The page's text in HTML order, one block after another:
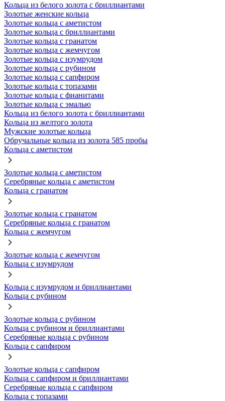
Кольца из белого золота с бриллиантами
Золотые женские кольца
Золотые кольца с аметистом
Золотые кольца с бриллиантами
Золотые кольца с гранатом
Золотые кольца с жемчугом
Золотые кольца с изумрудом
Золотые кольца с рубином
Золотые кольца с сапфиром
Золотые кольца с топазами
Золотые кольца с фианитами
Золотые кольца с эмалью
Кольца из белого золота с бриллиантами
Кольца из желтого золота
Мужские золотые кольца
Обручальные кольца из золота 585 пробы
Кольца с аметистом
Золотые кольца с аметистом
Серебряные кольца с аметистом
Кольца с гранатом
Золотые кольца с гранатом
Серебряные кольца с гранатом
Кольца с жемчугом
Золотые кольца с жемчугом
Кольца с изумрудом
Кольца с изумрудом и бриллиантами
Кольца с рубином
Золотые кольца с рубином
Кольца с рубином и бриллиантами
Серебряные кольца с рубином
Кольца с сапфиром
Золотые кольца с сапфиром
Кольца с сапфиром и бриллиантами
Серебряные кольца с сапфиром
Кольца с топазами